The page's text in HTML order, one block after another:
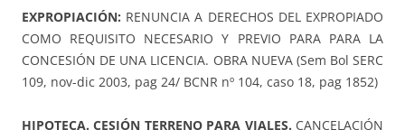
EXPROPIACIÓN: RENUNCIA A DERECHOS DEL EXPROPIADO
COMO REQUISITO NECESARIO Y PREVIO PARA PARA LA
CONCESIÓN DE UNA LICENCIA. OBRA NUEVA (Sem Bol SERC
109, nov-dic 2003, pag 24/ BCNR nº 104, caso 18, pag 1852)
HIPOTECA. CESIÓN TERRENO PARA VIALES. CANCELACIÓN